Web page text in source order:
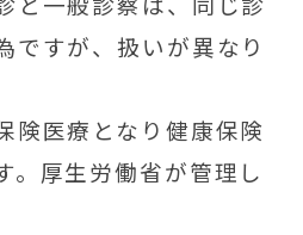
ですが、扱いが異なり
険医療となり健康保険
。厚生労働省が管理し